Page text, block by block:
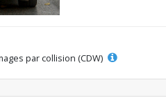
par collision (CDW)